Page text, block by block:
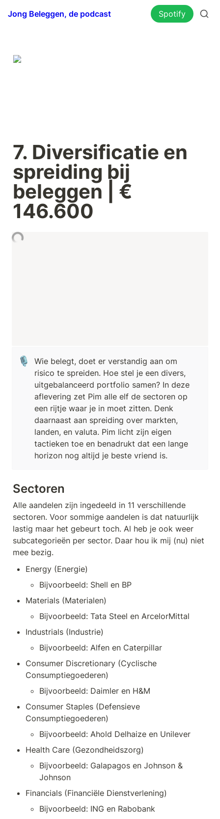
Jong Beleggen, de podcast Spotify
7. Diversificatie en
spreiding bij
beleggen | €
146.600
🎙️
Wie belegt, doet er verstandig aan om
risico te spreiden. Hoe stel je een divers,
uitgebalanceerd portfolio samen? In deze
aflevering zet Pim alle elf de sectoren op
een rijtje waar je in moet zitten. Denk
daarnaast aan spreiding over markten,
landen, en valuta. Pim licht zijn eigen
tactieken toe en benadrukt dat een lange
horizon nog altijd je beste vriend is.
Sectoren
Alle aandelen zijn ingedeeld in 11 verschillende
sectoren. Voor sommige aandelen is dat natuurlijk
lastig maar het gebeurt toch. Al heb je ook weer
subcategorieën per sector. Daar hou ik mij (nu) niet
mee bezig.
Energy (Energie)
Bijvoorbeeld: Shell en BP
Materials (Materialen)
Bijvoorbeeld: Tata Steel en ArcelorMittal
Industrials (Industrie)
Bijvoorbeeld: Alfen en Caterpillar
Consumer Discretionary (Cyclische
Consumptiegoederen)
Bijvoorbeeld: Daimler en H&M
Consumer Staples (Defensieve
Consumptiegoederen)
Bijvoorbeeld: Ahold Delhaize en Unilever
Health Care (Gezondheidszorg)
Bijvoorbeeld: Galapagos en Johnson &
Johnson
Financials (Financiële Dienstverlening)
Bijvoorbeeld: ING en Rabobank